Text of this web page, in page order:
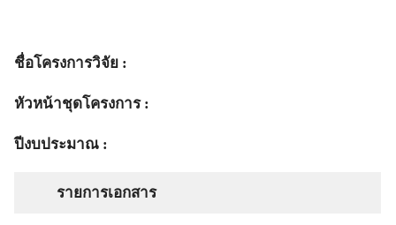
ชื่อโครงการวิจัย :
หัวหน้าชุดโครงการ :
ปีงบประมาณ :
รายการเอกสาร